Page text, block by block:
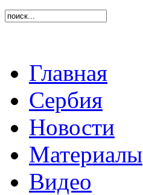
Главная
Сербия
Новости
Материалы
Видео